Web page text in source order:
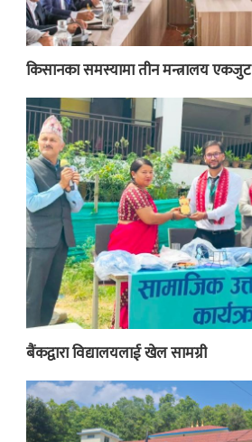
किसानका समस्यामा तीन मन्त्रालय एकजुट
बैंकद्वारा विद्यालयलाई खेल सामग्री